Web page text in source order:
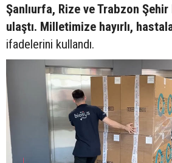
Şanlıurfa, Rize ve Trabzon
ulaştı. Milletimize hayırlı,
ifadelerini kullandı.